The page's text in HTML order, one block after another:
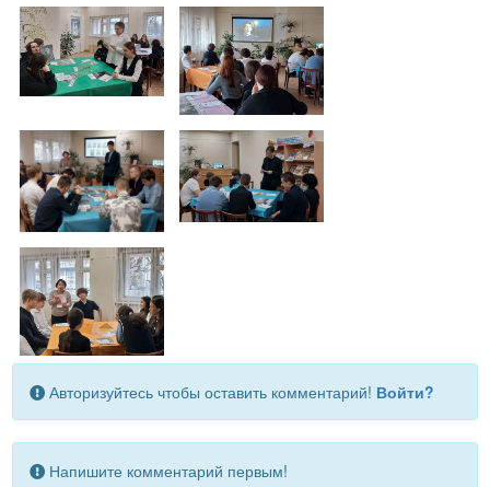
Авторизуйтесь чтобы оставить комментарий! Войти?
Напишите комментарий первым!